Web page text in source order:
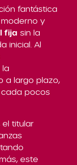
fantástica
y
fija sin la
inicial. Al
la
a largo plazo,
pocos
el titular
este